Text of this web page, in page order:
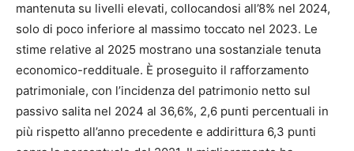
mantenuta su livelli elevati, collocandosi all’8% nel 2024,
solo di poco inferiore al massimo toccato nel 2023. Le
stime relative al 2025 mostrano una sostanziale tenuta
economico-reddituale. È proseguito il rafforzamento
patrimoniale, con l’incidenza del patrimonio netto sul
passivo salita nel 2024 al 36,6%, 2,6 punti percentuali in
più rispetto all’anno precedente e addirittura 6,3 punti